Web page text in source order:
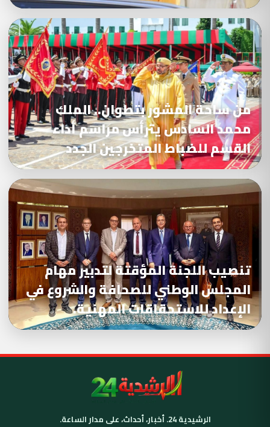
من ساحة المشور بتطوان.. الملك
محمد السادس يترأس مراسم أداء
القسم للضباط المتخرجين الجدد
تنصيب اللجنة المؤقتة لتدبير مهام
المجلس الوطني للصحافة والشروع في
الإعداد للاستحقاقات المهنية.
الرشيدية 24. أخبار، أحداث، على مدار الساعة.